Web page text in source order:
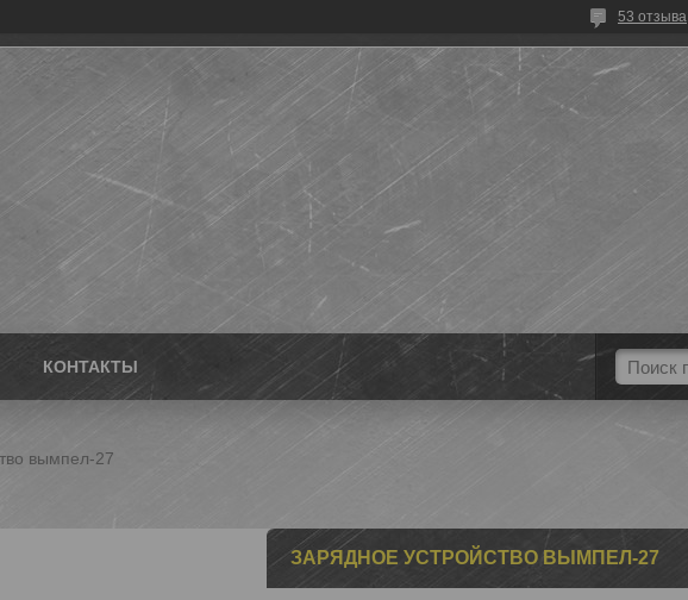
53 отзыва
КОНТАКТЫ
вымпел-27
ЗАРЯДНОЕ УСТРОЙСТВО ВЫМПЕЛ-27